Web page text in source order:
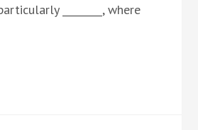
________, where